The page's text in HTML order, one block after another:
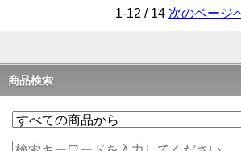
1-12 / 14 次のページ
商品検索